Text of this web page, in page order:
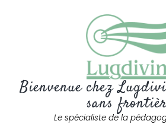
Bienvenue chez
sans
Le spécialiste de la